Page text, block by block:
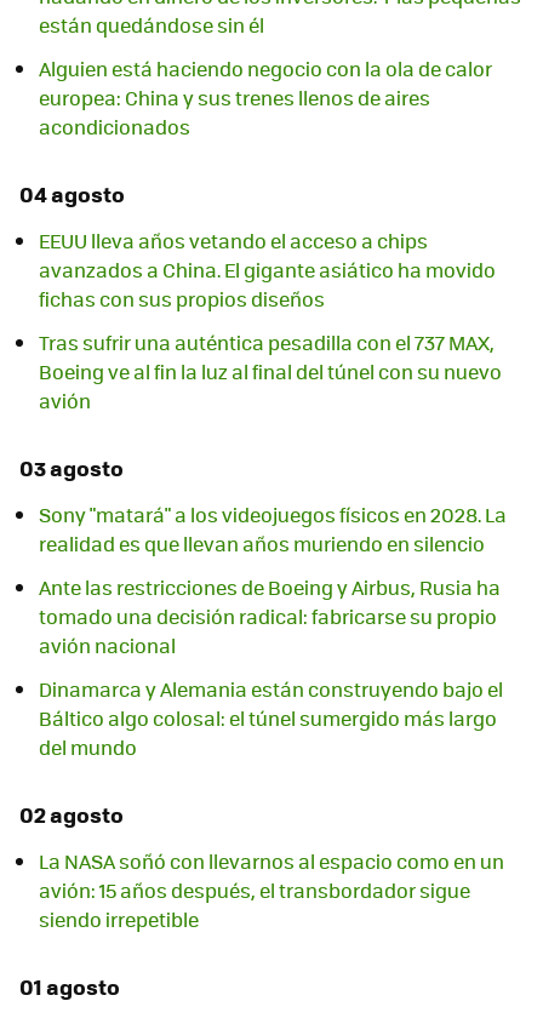
están quedándose sin él
Alguien está haciendo negocio con la ola de calor
europea: China y sus trenes llenos de aires
acondicionados
04 agosto
EEUU lleva años vetando el acceso a chips
avanzados a China. El gigante asiático ha movido
fichas con sus propios diseños
Tras sufrir una auténtica pesadilla con el 737 MAX,
Boeing ve al fin la luz al final del túnel con su nuevo
avión
03 agosto
Sony "matará" a los videojuegos físicos en 2028. La
realidad es que llevan años muriendo en silencio
Ante las restricciones de Boeing y Airbus, Rusia ha
tomado una decisión radical: fabricarse su propio
avión nacional
Dinamarca y Alemania están construyendo bajo el
Báltico algo colosal: el túnel sumergido más largo
del mundo
02 agosto
La NASA soñó con llevarnos al espacio como en un
avión: 15 años después, el transbordador sigue
siendo irrepetible
01 agosto